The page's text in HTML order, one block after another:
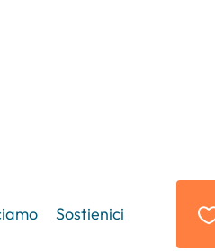
Sostienici